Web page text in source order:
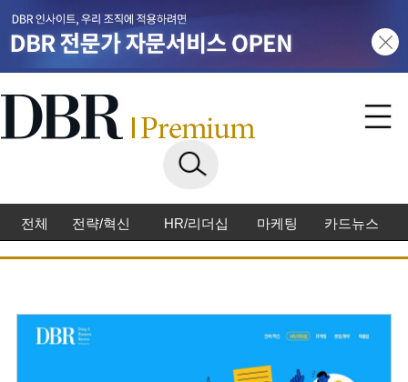
전체 전략/혁신 HR/리더십 마케팅 카드뉴스